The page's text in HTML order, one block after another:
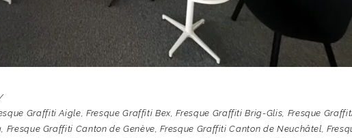
Graffiti Aigle ,Fresque Graffiti Bex ,Fresque Graffiti Brig-Glis Fresque
Fresque Graffiti Canton de Genève ,Fresque Graffiti Canton de Neuchâtel ,